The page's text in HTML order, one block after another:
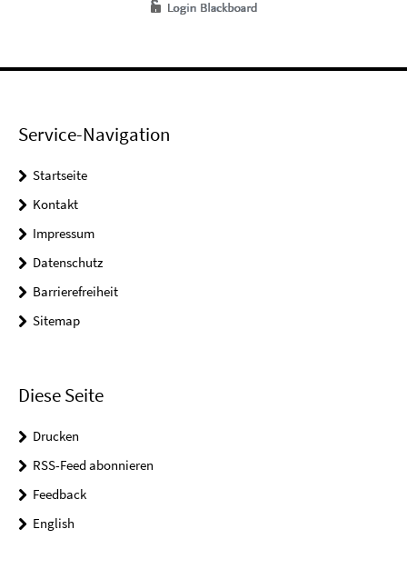
Service-Navigation
Startseite
Kontakt
Impressum
Datenschutz
Barrierefreiheit
Sitemap
Diese Seite
Drucken
RSS-Feed abonnieren
Feedback
English